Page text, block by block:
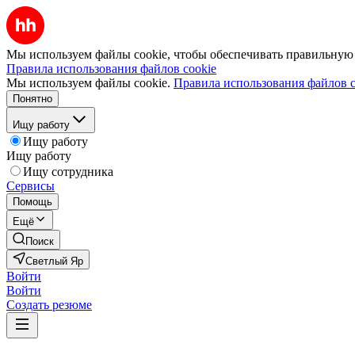
Мы используем файлы cookie, чтобы обеспечивать правильную
Правила использования файлов cookie
Мы используем файлы cookie. Правила использования файлов
Понятно
Ищу работу
Ищу работу
Ищу работу
Ищу сотрудника
Сервисы
Помощь
Ещё
Поиск
Светлый Яр
Войти
Войти
Создать резюме